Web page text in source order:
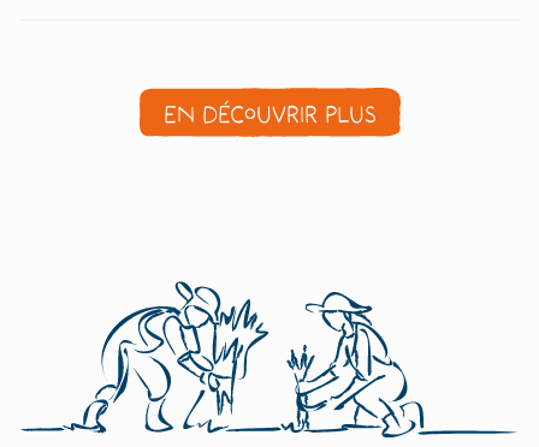
En découvrir plus